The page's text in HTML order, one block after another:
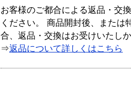
お客様のご都合による返品・交
ください。 商品開封後、または
合、返品・交換はお受けいたし
⇒返品について詳しくはこちら